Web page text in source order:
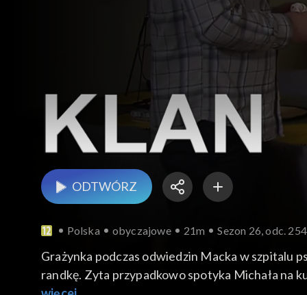
ODTWÓRZ
Polska obyczajowe 21m Sezon 26, odc.
Grażynka podczas odwiedzin Macka w szpitalu
randkę. Zyta przypadkowo spotyka Michała na